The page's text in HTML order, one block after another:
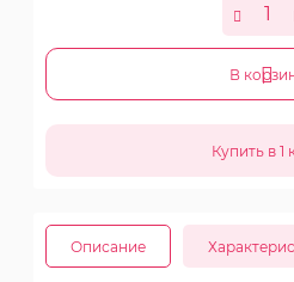
В
Описание